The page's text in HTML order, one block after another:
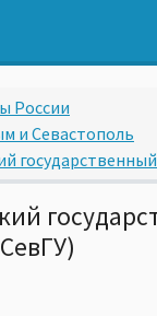
России
и Севастополь